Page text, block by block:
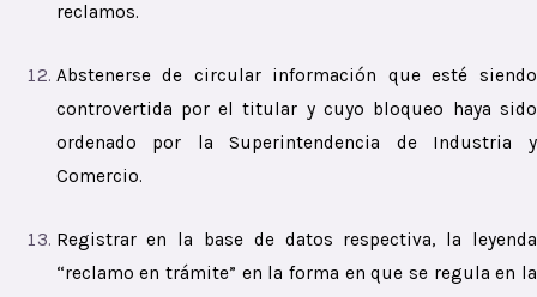
reclamos.
Abstenerse de circular información que esté siendo
controvertida por el titular y cuyo bloqueo haya sido
ordenado por la Superintendencia de Industria y
Comercio.
Registrar en la base de datos respectiva, la leyenda
“reclamo en trámite” en la forma en que se regula en la